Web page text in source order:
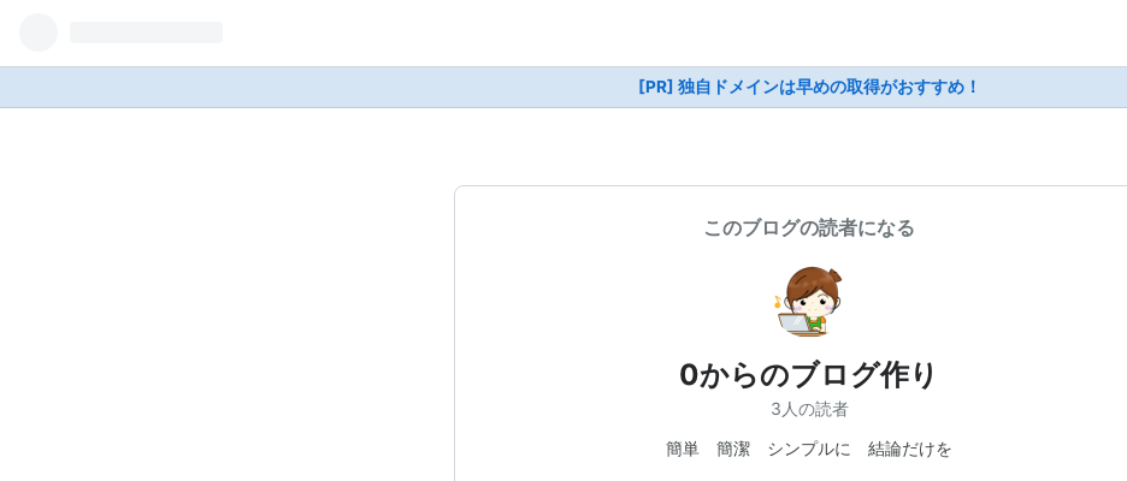
[PR] 独自ドメインは早めの取得がおすすめ！
このブログの読者になる
0からのブログ作り
3人の読者
簡単 簡潔 シンプルに 結論だけを